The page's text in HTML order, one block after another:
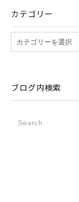
カテゴリー
ブログ内検索